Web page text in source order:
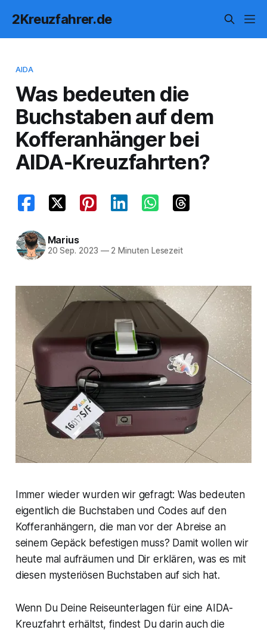
2Kreuzfahrer.de
AIDA
Was bedeuten die
Buchstaben auf dem
Kofferanhänger bei
AIDA-Kreuzfahrten?
Marius
20 Sep. 2023 —2 Minuten Lesezeit
Immer wieder wurden wir gefragt: Was bedeuten
eigentlich die Buchstaben und Codes auf den
Kofferanhängern, die man vor der Abreise an
seinem Gepäck befestigen muss? Damit wollen wir
heute mal aufräumen und Dir erklären, was es mit
diesen mysteriösen Buchstaben auf sich hat.
Wenn Du Deine Reiseunterlagen für eine AIDA-
Kreuzfahrt erhältst, findest Du darin auch die